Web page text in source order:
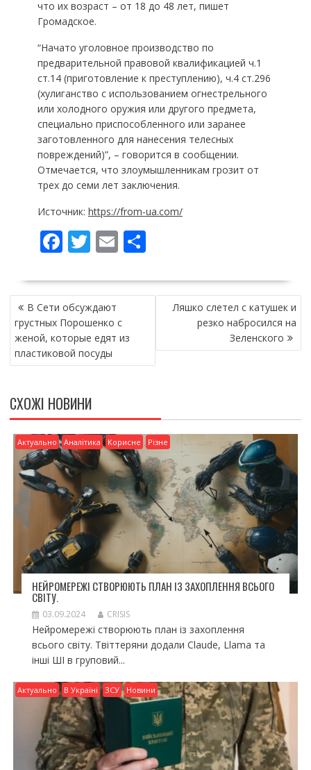
что их возраст – от 18 до 48 лет, пишет
Громадское.
“Начато уголовное производство по
предварительной правовой квалификацией ч.1
ст.14 (приготовление к преступлению), ч.4 ст.296
(хулиганство с использованием огнестрельного
или холодного оружия или другого предмета,
специально приспособленного или заранее
заготовленного для нанесения телесных
повреждений)”, – говорится в сообщении.
Отмечается, что злоумышленникам грозит от
трех до семи лет заключения.
Источник: https://from-ua.com/
F
e
b
o
o
k
T
itt
er
E
ai
П
ді
т
и
НАВІГАЦІЯ
ЗАПИСІВ
В Сети обсуждают
грустных Порошенко с
женой, которые едят из
пластиковой посуды
Ляшко слетел с катушек и
резко набросился на
Зеленского
СХОЖІ НОВИНИ
Актуально Аналітика Корисне Різне
НЕЙРОМЕРЕЖІ СТВОРЮЮТЬ ПЛАН ІЗ ЗАХОПЛЕННЯ ВСЬОГО
СВІТУ.
03.09.2024 CRISIS
Нейромережі створюють план із захоплення
всього світу. Твіттеряни додали Claude, Llama та
інші ШІ в груповий...
Актуально В Україні ЗСУ Новини